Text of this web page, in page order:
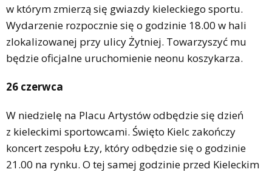
w którym zmierzą się gwiazdy kieleckiego sportu.
Wydarzenie rozpocznie się o godzinie 18.00 w hali
zlokalizowanej przy ulicy Żytniej. Towarzyszyć mu
będzie oficjalne uruchomienie neonu koszykarza.
26 czerwca
W niedzielę na Placu Artystów odbędzie się dzień
z kieleckimi sportowcami. Święto Kielc zakończy
koncert zespołu Łzy, który odbędzie się o godzinie
21.00 na rynku. O tej samej godzinie przed Kieleckim